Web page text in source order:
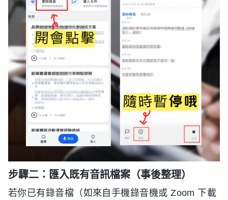
步驟二：匯入既有音訊檔案（事後整理）
若你已有錄音檔（如來自手機錄音機或 Zoom 下載